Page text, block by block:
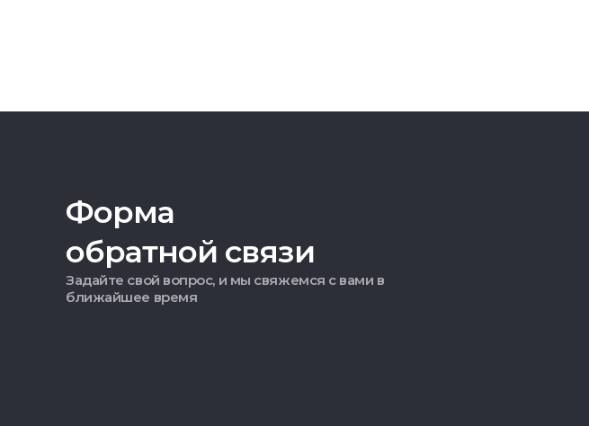
Форма
обратной связи
Задайте свой вопрос, и мы свяжемся с вами в
ближайшее время